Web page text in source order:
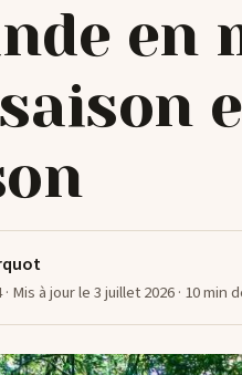
en
· Mis à jour le 3 juillet 2026· 10 min